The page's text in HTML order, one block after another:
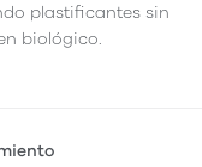
plastificantes sin
biológico.